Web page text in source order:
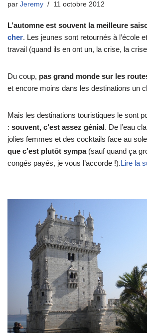
par Jeremy 11 octobre 2012
L’automne est souvent la meilleure
cher. Les jeunes sont retournés à l’école
travail (quand ils en ont un, la crise, la
Du coup, pas grand monde sur les
et encore moins dans les destinations un
Mais les destinations touristiques le sont
: souvent, c’est assez génial. De l’eau
jolies femmes et des cocktails face au
que c’est plutôt sympa(sauf quand ça
congés payés, je vous l’accorde !).Lire la